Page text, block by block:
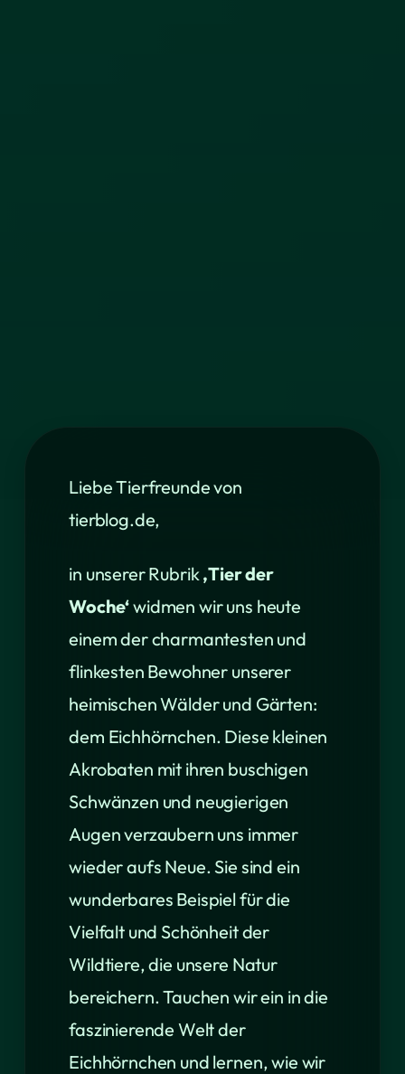
Liebe Tierfreunde von
tierblog.de,
in unserer Rubrik‚Tier der
Woche‘widmen wir uns heute
einem der charmantesten und
flinkesten Bewohner unserer
heimischen Wälder und Gärten:
dem Eichhörnchen. Diese kleinen
Akrobaten mit ihren buschigen
Schwänzen und neugierigen
Augen verzaubern uns immer
wieder aufs Neue. Sie sind ein
wunderbares Beispiel für die
Vielfalt und Schönheit der
Wildtiere, die unsere Natur
bereichern. Tauchen wir ein in die
faszinierende Welt der
Eichhörnchen und lernen, wie wir